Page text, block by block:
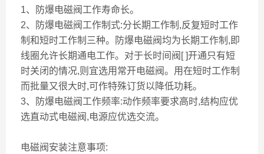
1、防爆电磁阀工作寿命长。
2、防爆电磁阀工作制式:分长期工作制,反复短时工作
制和短时工作制三种。防爆电磁阀均为长期工作制,即
线圈允许长期通电工作。对于长时间阀[ ]开通只有短
时关闭的情况,则宜选用常开电磁阀。用在短时工作制
而批量又很大时,可作特殊订货以降低功耗。
3、防爆电磁阀工作频率:动作频率要求高时,结构应优
选直动式电磁阀,电源应优选交流。
电磁阀安装注意事项: